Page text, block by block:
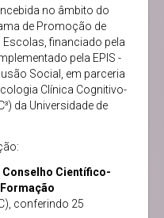
no âmbito do
de Promoção de
Escolas, financiado pela
pela EPIS -
Social, em parceria
Clínica Cognitivo-
da Universidade de
Científico-
conferindo 25